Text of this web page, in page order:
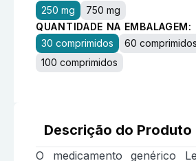
250 mg
750 mg
QUANTIDADE NA EMBALAGEM:
30 comprimidos
60 comprimidos
100 comprimidos
Descrição do Produto
O medicamento genérico